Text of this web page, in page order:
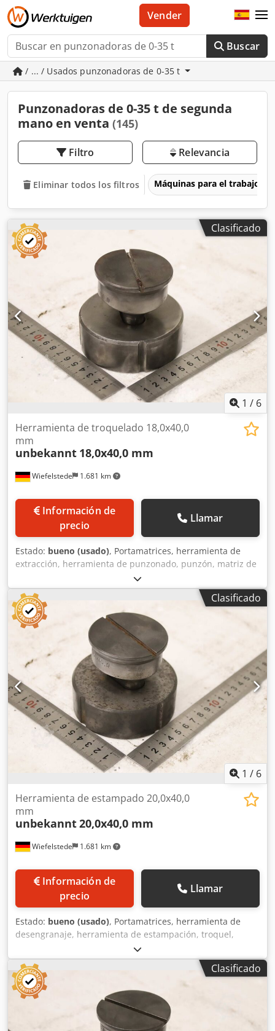
Buscar
Vender
/ ... / Usados punzonadoras de 0-35 t
Punzonadoras de 0-35 t de segunda
mano en venta (145)
Filtro Relevancia
Eliminar todos los filtros Máquinas para el trabajo
Clasificado
1 / 6
Wiefelstede 1.681 km
Herramienta de troquelado 18,0x40,0
mm
unbekannt 18,0x40,0 mm
Información de
precio
Llamar
Estado: bueno (usado), Portamatrices, herramienta de
extracción, herramienta de punzonado, punzón, matriz de
punzonado, punzón de matriz, estampador, forma para
orificios alargados, juego de punzones y matrices para
orificios alargados. -Punzonador: juego de punzones y
matrices, forma para orificios alargados Djdpozr Exgefx
Akcsck -Tamaño: 18,0 x 40,0 mm -Matriz: 18,7 x 40,7 mm -
Dimensiones de transporte: Ø 90 x 80 mm -Peso: 2,1 kg
Clasificado
1 / 6
Wiefelstede 1.681 km
Herramienta de estampado 20,0x40,0
mm
unbekannt20,0x40,0 mm
Información de
precio
Llamar
Estado: bueno (usado), Portamatrices, herramienta de
desengranaje, herramienta de estampación, troquel,
matriz de estampación, punzón de estampación, punzón,
forma para orificios alargados, juego de punzones y
matrices para orificios alargados -Punzón de estampación:
juego de punzones y matrices, forma para orificios
alargados -Tamaño: 20,0 x 40,0 mm -Matriz: 20,7 x 40,7
mm Dcodpezr Ewvefx Akcjk -Dimensiones de transporte: Ø
90 x 80 mm -Peso: 2,1 kg
Clasificado